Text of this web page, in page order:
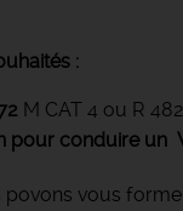
:
M CAT 4 ou R
pour conduire un
povons vous